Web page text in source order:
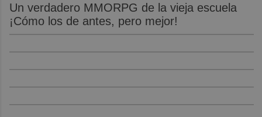
Un verdadero MMORPG de la vieja escuela
¡Cómo los de antes, pero mejor!